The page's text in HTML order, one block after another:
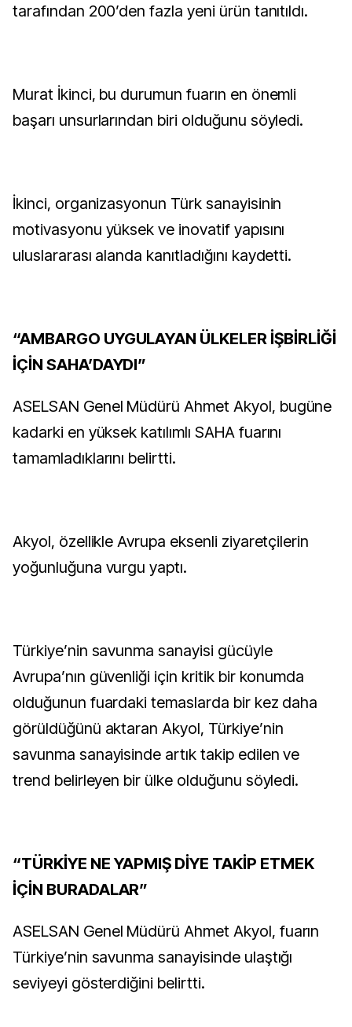
tarafından 200’den fazla yeni ürün tanıtıldı.
Murat İkinci, bu durumun fuarın en önemli
başarı unsurlarından biri olduğunu söyledi.
İkinci, organizasyonun Türk sanayisinin
motivasyonu yüksek ve inovatif yapısını
uluslararası alanda kanıtladığını kaydetti.
“AMBARGO UYGULAYAN ÜLKELER İŞBİRLİĞİ
İÇİN SAHA’DAYDI”
ASELSAN Genel Müdürü Ahmet Akyol, bugüne
kadarki en yüksek katılımlı SAHA fuarını
tamamladıklarını belirtti.
Akyol, özellikle Avrupa eksenli ziyaretçilerin
yoğunluğuna vurgu yaptı.
Türkiye’nin savunma sanayisi gücüyle
Avrupa’nın güvenliği için kritik bir konumda
olduğunun fuardaki temaslarda bir kez daha
görüldüğünü aktaran Akyol, Türkiye’nin
savunma sanayisinde artık takip edilen ve
trend belirleyen bir ülke olduğunu söyledi.
“TÜRKİYE NE YAPMIŞ DİYE TAKİP ETMEK
İÇİN BURADALAR”
ASELSAN Genel Müdürü Ahmet Akyol, fuarın
Türkiye’nin savunma sanayisinde ulaştığı
seviyeyi gösterdiğini belirtti.